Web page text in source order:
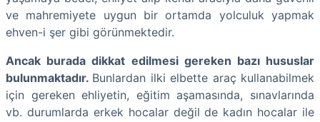
ve mahremiyete uygun bir ortamda yolculuk yapmak
ehven-i şer gibi görünmektedir.
Ancak burada dikkat edilmesi gereken bazı hususlar
bulunmaktadır. Bunlardan ilki elbette araç kullanabilmek
için gereken ehliyetin, eğitim aşamasında, sınavlarında
vb. durumlarda erkek hocalar değil de kadın hocalar ile